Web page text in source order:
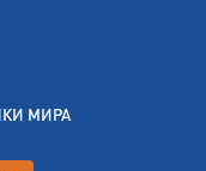
МИРА